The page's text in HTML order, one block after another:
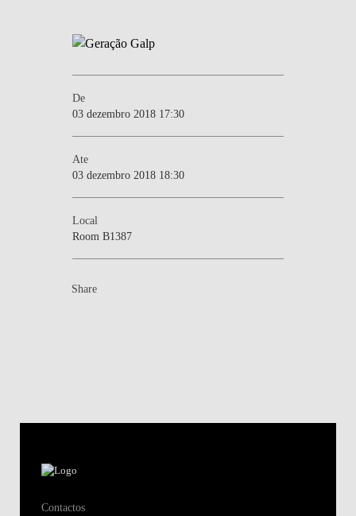
De
03 dezembro 2018 17:30
Ate
03 dezembro 2018 18:30
Local
Room B1387
Share
Contactos